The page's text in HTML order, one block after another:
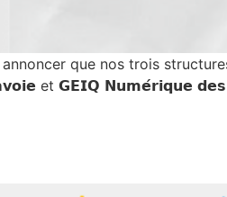
que nos trois
et 𝗚𝗘𝗜𝗤 𝗡𝘂𝗺𝗲́𝗿𝗶𝗾𝘂𝗲